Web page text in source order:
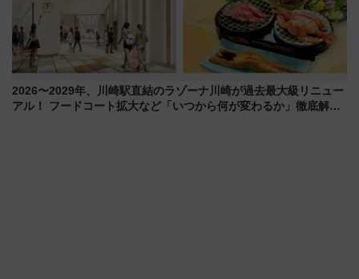
2026〜2029年、川崎駅直結のラゾーナ川崎が過去最大級リニュー
アル！ フードコート拡大など「いつから何が変わるか」徹底解